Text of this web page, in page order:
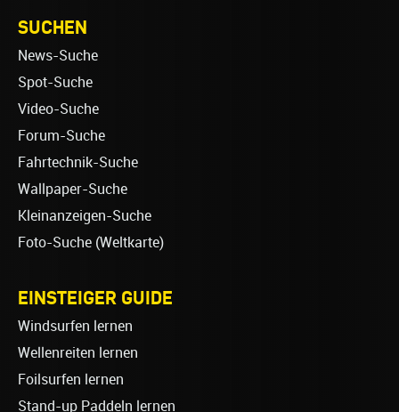
SUCHEN
News-Suche
Spot-Suche
Video-Suche
Forum-Suche
Fahrtechnik-Suche
Wallpaper-Suche
Kleinanzeigen-Suche
Foto-Suche (Weltkarte)
EINSTEIGER GUIDE
Windsurfen lernen
Wellenreiten lernen
Foilsurfen lernen
Stand-up Paddeln lernen